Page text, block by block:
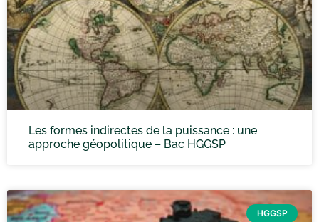
Les formes indirectes de la puissance : une
approche géopolitique – Bac HGGSP
HGGSP